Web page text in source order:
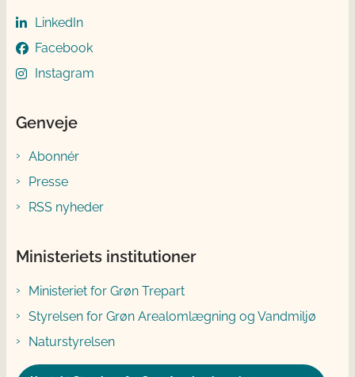
LinkedIn
Facebook
Instagram
Genveje
Abonnér
Presse
RSS nyheder
Ministeriets institutioner
Ministeriet for Grøn Trepart
Styrelsen for Grøn Arealomlægning og Vandmiljø
Naturstyrelsen